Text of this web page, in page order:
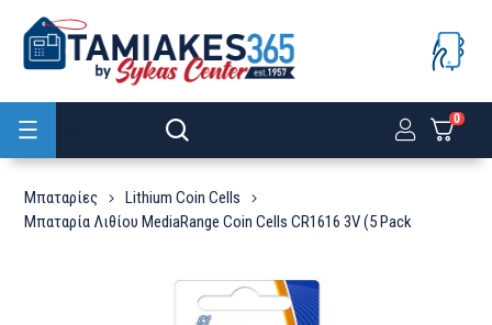
0
Μπαταρίες
Lithium Coin Cells
Μπαταρία Λιθίου MediaRange Coin Cells CR1616 3V (5 Pack